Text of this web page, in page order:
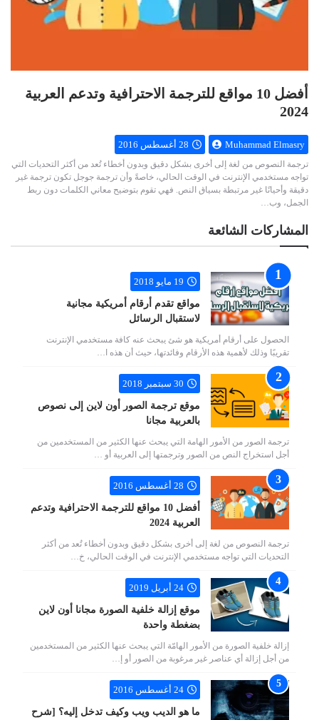
أفضل 10 مواقع للترجمة الاحترافية وتدعم العربية
2024
Muhammad Elmasry 28 أغسطس 2016
ترجمة النصوص من لغة إلى أخرى بشكل دقيق وبدون أخطاء تُعد من أكثر التحديات التي
تواجه مستخدمي الإنترنت في الوقت الحالي، خاصةً وأن ترجمة جوجل تكون ترجمة غير
دقيقة وأحيانًا غير مرتبطة بسياق النص. فهي تقوم بتوضيح معاني الكلمات دون ربط
الجمل، وب…
المشاركات الشائعة
19 مايو 2018
مواقع تقدم أرقام أمريكية مجانية
لاستقبال الرسائل
الحصول على أرقام أمريكية هو شئ يبحث عنه كافة مستخدمي الإنترنت
تقريبًا وذلك لأهمية هذه الأرقام وفائدتها، حيث أن هذه ا…
30 سبتمبر 2018
موقع ترجمة الصور أون لاين إلى نصوص
بالعربية مجانا
ترجمة الصور من الأمور الهامة التي يبحث عنها الكثير من المستخدمين من
أجل استخراج النص من الصور وترجمتها إلى العربية أو …
28 أغسطس 2016
أفضل 10 مواقع للترجمة الاحترافية وتدعم
العربية 2024
ترجمة النصوص من لغة إلى أخرى بشكل دقيق وبدون أخطاء تُعد من أكثر
التحديات التي تواجه مستخدمي الإنترنت في الوقت الحالي، خ…
24 أبريل 2019
موقع إزالة خلفية الصورة مجانا أون لاين
بضغطة واحدة
إزالة خلفية الصورة من الأمور الهامّة التي يبحث عنها الكثير من المستخدمين
من أجل إزالة أي عناصر غير مرغوبة من الصور أو إ…
24 أغسطس 2016
ما هو الديب ويب وكيف تدخل إليه؟ [شرح